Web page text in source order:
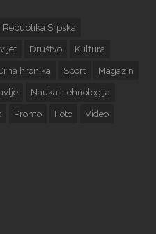
Republika Srpska
Društvo Kultura
hronika Sport Magazin
Nauka i tehnologija
Promo Foto Video